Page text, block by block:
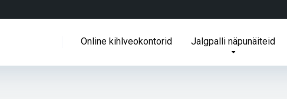
Online kihlveokontorid Jalgpalli näpunäiteid